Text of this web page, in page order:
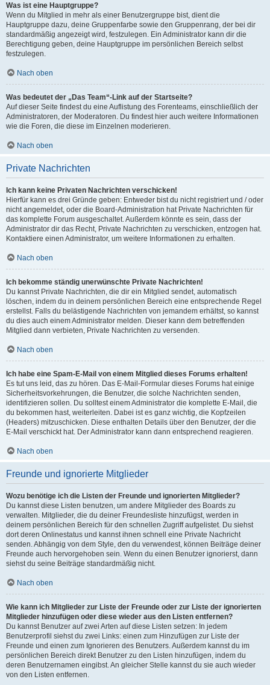
Was ist eine Hauptgruppe?
Wenn du Mitglied in mehr als einer Benutzergruppe bist, dient die
Hauptgruppe dazu, deine Gruppenfarbe sowie den Gruppenrang, der bei dir
standardmäßig angezeigt wird, festzulegen. Ein Administrator kann dir die
Berechtigung geben, deine Hauptgruppe im persönlichen Bereich selbst
festzulegen.
Nach oben
Was bedeutet der „Das Team“-Link auf der Startseite?
Auf dieser Seite findest du eine Auflistung des Forenteams, einschließlich der
Administratoren, der Moderatoren. Du findest hier auch weitere Informationen
wie die Foren, die diese im Einzelnen moderieren.
Nach oben
Private Nachrichten
Ich kann keine Privaten Nachrichten verschicken!
Hierfür kann es drei Gründe geben: Entweder bist du nicht registriert und / oder
nicht angemeldet, oder die Board-Administration hat Private Nachrichten für
das komplette Forum ausgeschaltet. Außerdem könnte es sein, dass der
Administrator dir das Recht, Private Nachrichten zu verschicken, entzogen hat.
Kontaktiere einen Administrator, um weitere Informationen zu erhalten.
Nach oben
Ich bekomme ständig unerwünschte Private Nachrichten!
Du kannst Private Nachrichten, die dir ein Mitglied sendet, automatisch
löschen, indem du in deinem persönlichen Bereich eine entsprechende Regel
erstellst. Falls du belästigende Nachrichten von jemandem erhältst, so kannst
du dies auch einem Administrator melden. Dieser kann dem betreffenden
Mitglied dann verbieten, Private Nachrichten zu versenden.
Nach oben
Ich habe eine Spam-E-Mail von einem Mitglied dieses Forums erhalten!
Es tut uns leid, das zu hören. Das E-Mail-Formular dieses Forums hat einige
Sicherheitsvorkehrungen, die Benutzer, die solche Nachrichten senden,
identifizieren sollen. Du solltest einem Administrator die komplette E-Mail, die
du bekommen hast, weiterleiten. Dabei ist es ganz wichtig, die Kopfzeilen
(Headers) mitzuschicken. Diese enthalten Details über den Benutzer, der die
E-Mail verschickt hat. Der Administrator kann dann entsprechend reagieren.
Nach oben
Freunde und ignorierte Mitglieder
Wozu benötige ich die Listen der Freunde und ignorierten Mitglieder?
Du kannst diese Listen benutzen, um andere Mitglieder des Boards zu
verwalten. Mitglieder, die du deiner Freundesliste hinzufügst, werden in
deinem persönlichen Bereich für den schnellen Zugriff aufgelistet. Du siehst
dort deren Onlinestatus und kannst ihnen schnell eine Private Nachricht
senden. Abhängig von dem Style, den du verwendest, können Beiträge deiner
Freunde auch hervorgehoben sein. Wenn du einen Benutzer ignorierst, dann
siehst du seine Beiträge standardmäßig nicht.
Nach oben
Wie kann ich Mitglieder zur Liste der Freunde oder zur Liste der ignorierten
Mitglieder hinzufügen oder diese wieder aus den Listen entfernen?
Du kannst Benutzer auf zwei Arten auf diese Listen setzen: In jedem
Benutzerprofil siehst du zwei Links: einen zum Hinzufügen zur Liste der
Freunde und einen zum Ignorieren des Benutzers. Außerdem kannst du im
persönlichen Bereich direkt Benutzer zu den Listen hinzufügen, indem du
deren Benutzernamen eingibst. An gleicher Stelle kannst du sie auch wieder
von den Listen entfernen.